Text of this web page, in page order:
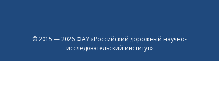
© 2015 — 2026 ФАУ «Российский дорожный научно-
исследовательский институт»